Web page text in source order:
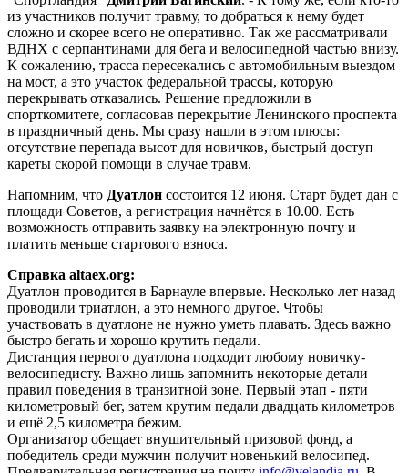
из участников получит травму, то добраться к нему будет
сложно и скорее всего не оперативно. Так же рассматривали
ВДНХ с серпантинами для бега и велосипедной частью внизу.
К сожалению, трасса пересекались с автомобильным выездом
на мост, а это участок федеральной трассы, которую
перекрывать отказались. Решение предложили в
спорткомитете, согласовав перекрытие Ленинского проспекта
в праздничный день. Мы сразу нашли в этом плюсы:
отсутствие перепада высот для новичков, быстрый доступ
кареты скорой помощи в случае травм.
Напомним, что Дуатлон состоится 12 июня. Старт будет дан с
площади Советов, а регистрация начнётся в 10.00. Есть
возможность отправить заявку на электронную почту и
платить меньше стартового взноса.
Справка altaex.org:
Дуатлон проводится в Барнауле впервые. Несколько лет назад
проводили триатлон, а это немного другое. Чтобы
участвовать в дуатлоне не нужно уметь плавать. Здесь важно
быстро бегать и хорошо крутить педали.
Дистанция первого дуатлона подходит любому новичку-
велосипедисту. Важно лишь запомнить некоторые детали
правил поведения в транзитной зоне. Первый этап - пяти
километровый бег, затем крутим педали двадцать километров
и ещё 2,5 километра бежим.
Организатор обещает внушительный призовой фонд, а
победитель среди мужчин получит новенький велосипед.